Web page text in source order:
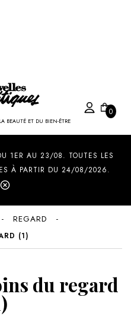
BEAUTÉ ET DU BIEN-ÊTRE
0
1ER AU 23/08. TOUTES LES
À PARTIR DU 24/08/2026.
REGARD
(1)
du regard